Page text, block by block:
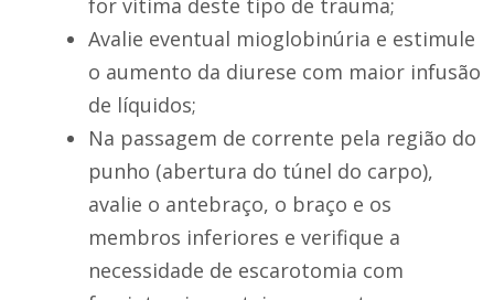
for vítima deste tipo de trauma;
Avalie eventual mioglobinúria e estimule
o aumento da diurese com maior infusão
de líquidos;
Na passagem de corrente pela região do
punho (abertura do túnel do carpo),
avalie o antebraço, o braço e os
membros inferiores e verifique a
necessidade de escarotomia com